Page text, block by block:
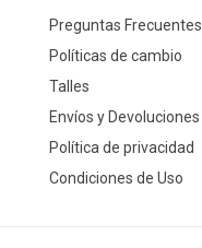
Preguntas Frecuentes
Políticas de cambio
Talles
Envíos y Devoluciones
Política de privacidad
Condiciones de Uso